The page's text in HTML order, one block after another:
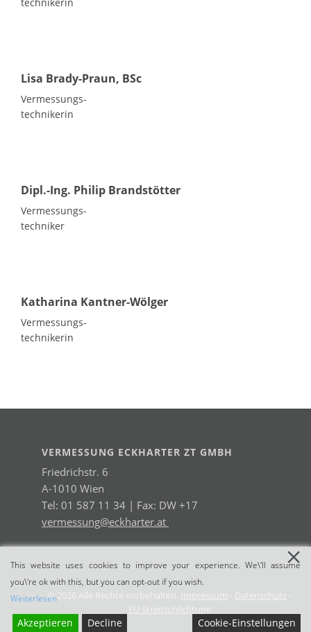
Lisa Brady-Praun, BSc
Vermessungs-
technikerin
Dipl.-Ing. Philip Brandstötter
Vermessungs-
techniker
Katharina Kantner-Wölger
Vermessungs-
technikerin
VERMESSUNG ECKHARTER ZT GMBH
Friedrichstr. 6
A-1010 Wien
Tel: 01 587 11 34 | Fax: DW +17
vermessung@eckharter.at
© 2026 Alle Rechte vorbehalten. Impressum - Datenschutz -
EU Streitschlichtung
This website uses cookies to improve your experience. We\'ll assume
you\'re ok with this, but you can opt-out if you wish.
Weiterlesen
Akzeptieren Decline Cookie-Einstellungen